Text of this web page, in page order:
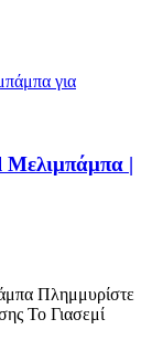
Μελιμπάμπα |
Πλημμυρίστε
Το Γιασεμί